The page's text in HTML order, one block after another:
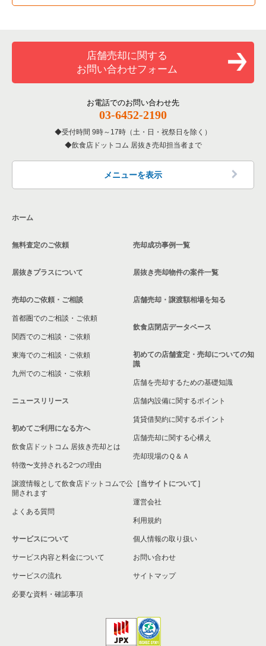
洋食の居抜き売却物件の案件一覧
その他の居抜き売却物件の案件一覧
神戸市北区の飲食店の居抜き売却物件の案件一覧
神戸市西区の飲食店の居抜き売却物件の案件一覧
兵庫県のバーの居抜き売却物件の案件一覧
兵庫県の居酒屋・ダイニングバーの居抜き売却物件の案件一覧
兵庫県の専門料理の居抜き売却物件の案件一覧
兵庫県の和食の居抜き売却物件の案件一覧
兵庫県の洋食の居抜き売却物件の案件一覧
店舗売却に関する
お問い合わせフォーム
お電話でのお問い合わせ先
03-6452-2190
受付時間 9時～17時（土・日・祝祭日を除く）
飲食店ドットコム 居抜き売却担当者まで
メニューを表示
ホーム
無料査定のご依頼
居抜きプラスについて
売却のご依頼・ご相談
首都圏でのご相談・ご依頼
関西でのご相談・ご依頼
東海でのご相談・ご依頼
九州でのご相談・ご依頼
ニュースリリース
初めてご利用になる方へ
飲食店ドットコム 居抜き売却とは
特徴〜支持される2つの理由
譲渡情報として飲食店ドットコムで公
開されます
よくある質問
サービスについて
サービス内容と料金について
サービスの流れ
必要な資料・確認事項
売却成功事例一覧
居抜き売却物件の案件一覧
店舗売却・譲渡額相場を知る
飲食店閉店データベース
初めての店舗査定・売却についての知
識
店舗を売却するための基礎知識
店舗内設備に関するポイント
賃貸借契約に関するポイント
店舗売却に関する心構え
売却現場のＱ＆Ａ
［当サイトについて］
運営会社
利用規約
個人情報の取り扱い
お問い合わせ
サイトマップ